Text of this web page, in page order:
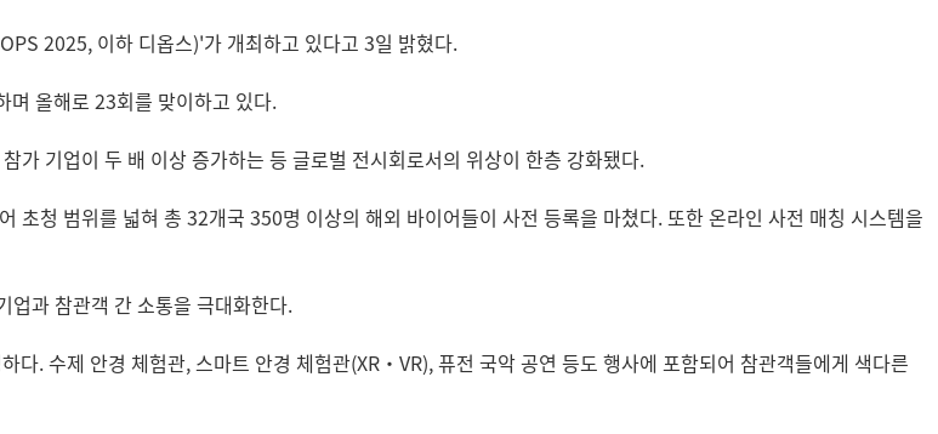
2025, 이하 디옵스)'가 개최하고 있다고 3일 밝혔다.
며 올해로 23회를 맞이하고 있다.
가 기업이 두 배 이상 증가하는 등 글로벌 전시회로서의 위상이 한층 강화됐다.
초청 범위를 넓혀 총 32개국 350명 이상의 해외 바이어들이 사전 등록을 마쳤다. 또한 온라인 사전 매칭 시스템을
과 참관객 간 소통을 극대화한다.
. 수제 안경 체험관, 스마트 안경 체험관(XR·VR), 퓨전 국악 공연 등도 행사에 포함되어 참관객들에게 색다른